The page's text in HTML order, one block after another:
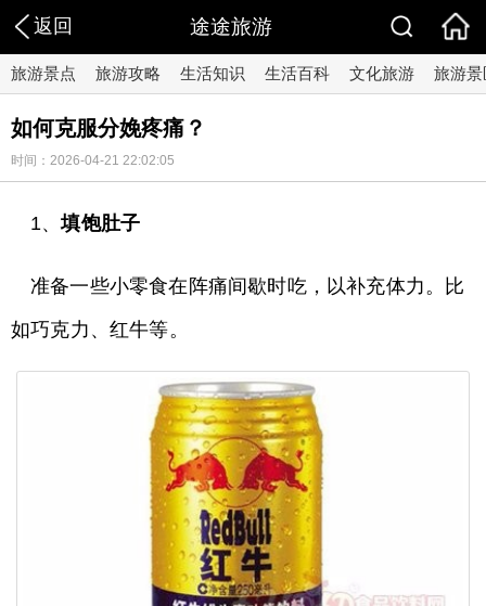
返回 途途旅游
旅游景点 旅游攻略 生活知识 生活百科 文化旅游 旅游景
如何克服分娩疼痛？
时间：2026-04-21 22:02:05
1、填饱肚子
准备一些小零食在阵痛间歇时吃，以补充体力。比
如巧克力、红牛等。